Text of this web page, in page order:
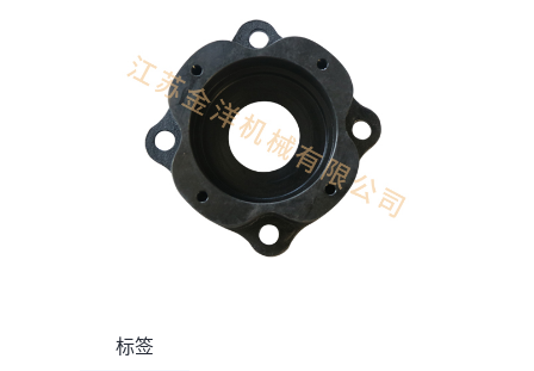
标签